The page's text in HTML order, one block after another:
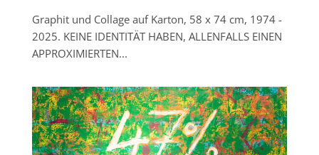
Graphit und Collage auf Karton, 58 x 74 cm, 1974 -
2025. KEINE IDENTITÄT HABEN, ALLENFALLS EINEN
APPROXIMIERTEN...